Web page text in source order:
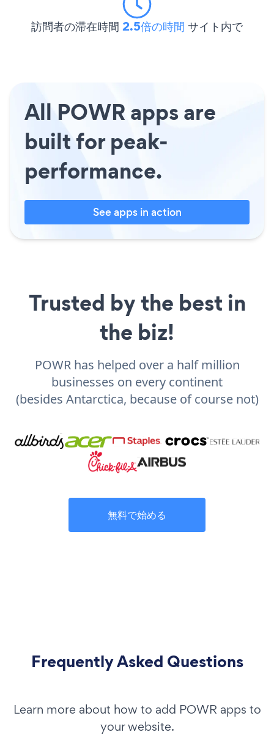
訪問者の滞在時間 2.5倍の時間 サイト内で
All POWR apps are
built for peak-
performance.
See apps in action
Trusted by the best in
the biz!
POWR has helped over a half million
businesses on every continent
(besides Antarctica, because of course not)
無料で始める
Frequently Asked Questions
Learn more about how to add POWR apps to
your website.